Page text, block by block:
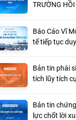
TRƯỜNG
Báo Cáo Vĩ
tế tiếp tục
Bản tin phái
tích lũy tích
Bản tin
lực chốt lời